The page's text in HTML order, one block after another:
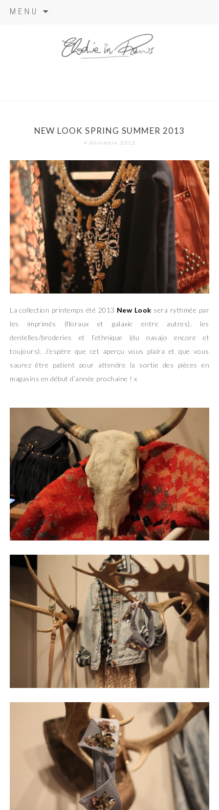
MENU
NEW LOOK SPRING SUMMER 2013
4 décembre 2012
La collection printemps été 2013 New Look sera rythmée par
les imprimés (floraux et galaxie entre autres), les
dentelles/broderies et l’ethnique (du navajo encore et
toujours). J’espère que cet aperçu vous plaira et que vous
saurez être patient pour attendre la sortie des pièces en
magasins en début d’année prochaine ! x